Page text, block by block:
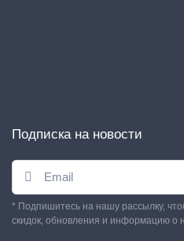
Подписка на новости
* Подпишитесь на нашу рассылку,
скидок, обновления и информацию о